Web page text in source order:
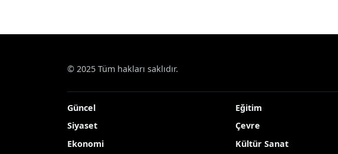
© 2025 Tüm hakları saklıdır.
Güncel
Siyaset
Ekonomi
Eğitim
Çevre
Kültür Sanat